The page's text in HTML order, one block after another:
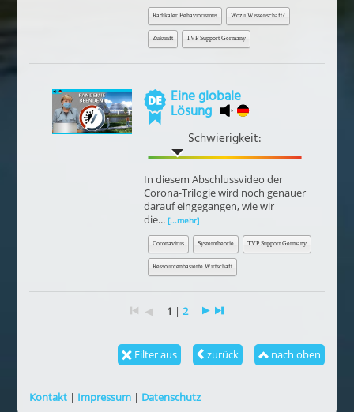
Radikaler Behaviorismus Wozu Wissenschaft?
Zukunft TVP Support Germany
Eine globale
Lösung
Schwierigkeit:
In diesem Abschlussvideo der
Corona-Trilogie wird noch genauer
darauf eingegangen, wie wir
die... [...mehr]
Coronavirus Systemtheorie TVP Support Germany
Ressourcenbasierte Wirtschaft
1 | 2
nach oben
zurück
Filter aus
Kontakt | Impressum | Datenschutz